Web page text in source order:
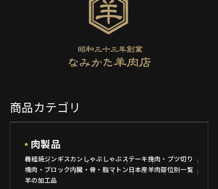
商品カテゴリ
肉製品
義経焼ジンギスカン しゃぶしゃぶステーキ挽肉・ブツ切り
塊肉・ブロック内臓・骨・脂マトン 日本産羊肉部位別一覧
羊の加工品